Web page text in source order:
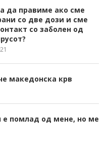
да правиме ако сме
со две дози и сме
со заболен од
македонска крв
е помлад од мене, но ме